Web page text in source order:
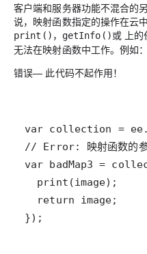
客户端和服务器功能不混合的
说，映射函数指定的操作在云
print() ， getInfo()或 上的
无法在映射函数中工作。例如：
错误— 此代码不起作用！
});